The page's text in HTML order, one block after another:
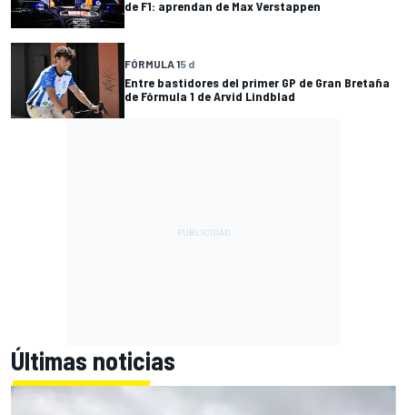
de F1: aprendan de Max Verstappen
FÓRMULA 15 d
Entre bastidores del primer GP de Gran Bretaña
de Fórmula 1 de Arvid Lindblad
Últimas noticias